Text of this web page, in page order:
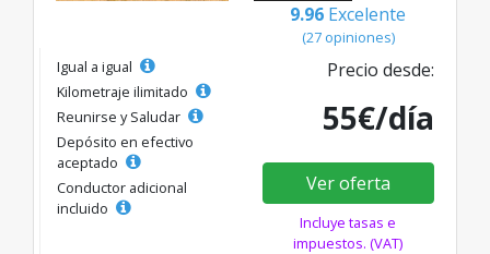
9.96 Excelente
(27 opiniones)
Igual a igual
Kilometraje ilimitado
Reunirse y Saludar
Depósito en efectivo
aceptado
Conductor adicional
incluido
Precio desde:
55€/día
Ver oferta
Incluye tasas e
impuestos. (VAT)